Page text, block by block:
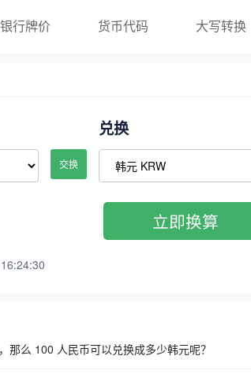
银行牌价 货币代码 大写转换
交换
兑换
立即换算
么 100 人民币可以兑换成多少韩元呢？